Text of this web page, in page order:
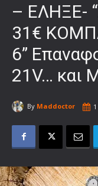
– ΕΛΗΞΕ-
31€
6”
21V… και
By Maddoctor